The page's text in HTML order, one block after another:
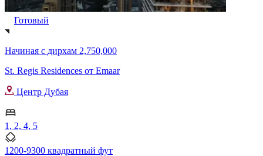
Готовый
Начиная с дирхам 2,750,000
St. Regis Residences от Emaar
Центр Дубая
1, 2, 4, 5
1200-9300 квадратный фут